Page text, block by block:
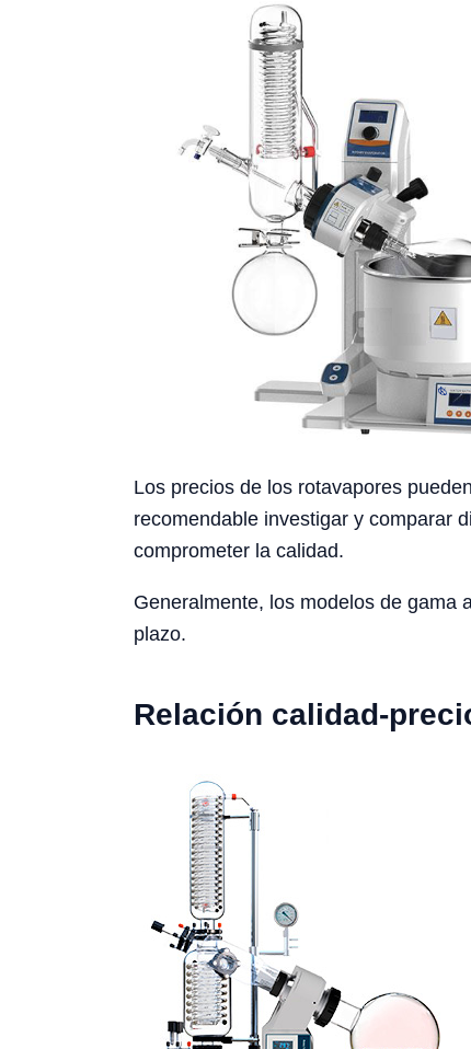
Los precios de los rotavapores
recomendable investigar y comparar
comprometer la calidad.
Generalmente, los modelos de gama
plazo.
Relación calidad-